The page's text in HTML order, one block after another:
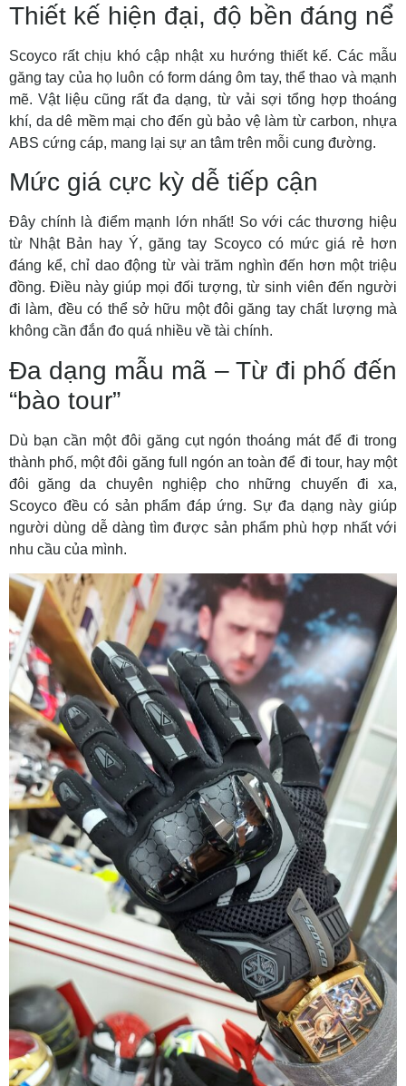
Thiết kế hiện đại, độ bền đáng nể
Scoyco rất chịu khó cập nhật xu hướng thiết kế. Các mẫu
găng tay của họ luôn có form dáng ôm tay, thể thao và mạnh
mẽ. Vật liệu cũng rất đa dạng, từ vải sợi tổng hợp thoáng
khí, da dê mềm mại cho đến gù bảo vệ làm từ carbon, nhựa
ABS cứng cáp, mang lại sự an tâm trên mỗi cung đường.
Mức giá cực kỳ dễ tiếp cận
Đây chính là điểm mạnh lớn nhất! So với các thương hiệu
từ Nhật Bản hay Ý, găng tay Scoyco có mức giá rẻ hơn
đáng kể, chỉ dao động từ vài trăm nghìn đến hơn một triệu
đồng. Điều này giúp mọi đối tượng, từ sinh viên đến người
đi làm, đều có thể sở hữu một đôi găng tay chất lượng mà
không cần đắn đo quá nhiều về tài chính.
Đa dạng mẫu mã – Từ đi phố đến
“bào tour”
Dù bạn cần một đôi găng cụt ngón thoáng mát để đi trong
thành phố, một đôi găng full ngón an toàn để đi tour, hay một
đôi găng da chuyên nghiệp cho những chuyến đi xa,
Scoyco đều có sản phẩm đáp ứng. Sự đa dạng này giúp
người dùng dễ dàng tìm được sản phẩm phù hợp nhất với
nhu cầu của mình.